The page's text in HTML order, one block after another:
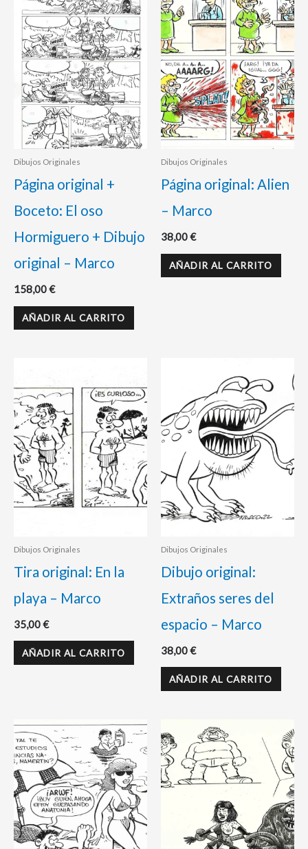
Dibujos Originales
Página original +
Boceto: El oso
Hormiguero + Dibujo
original – Marco
158,00€
AÑADIR AL CARRITO
Dibujos Originales
Página original: Alien
– Marco
38,00€
AÑADIR AL CARRITO
Dibujos Originales
Tira original: En la
playa – Marco
35,00€
AÑADIR AL CARRITO
Dibujos Originales
Dibujo original:
Extraños seres del
espacio – Marco
38,00€
AÑADIR AL CARRITO